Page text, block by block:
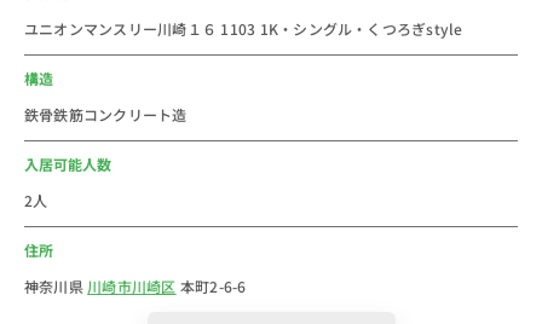
クリー・マンスリーマンション物件です。川崎市
(Kawasaki City)川崎区は、川崎市を構成する7行政区の
る。2024年の川崎市の人口は約155万人。日本屈指の都
人口は約23万人です。
ユニオンマンスリー川崎１６ 1103 1K・シングル・くつろぎstyle
構造
鉄骨鉄筋コンクリート造
入居可能人数
2人
住所
神奈川県 川崎市川崎区 本町2-6-6